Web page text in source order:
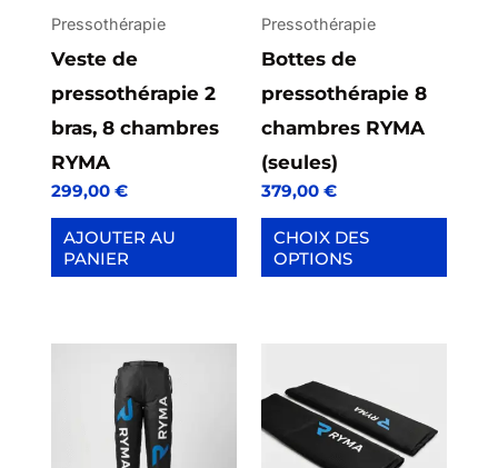
Pressothérapie
Veste de
pressothérapie 2
bras, 8 chambres
RYMA
299,00 €
AJOUTER AU
PANIER
Pressothérapie
Bottes de
pressothérapie 8
chambres RYMA
(seules)
379,00 €
CHOIX DES
OPTIONS
options
peuvent
être
choisies
sur
la
page
du
produit
plusieurs